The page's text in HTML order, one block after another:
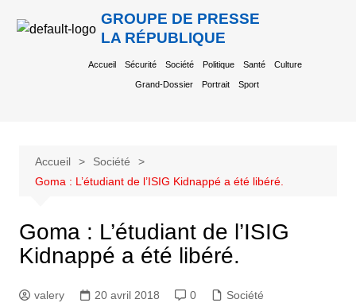
GROUPE DE PRESSE
LA RÉPUBLIQUE
Accueil Sécurité Société Politique Santé Culture
Grand-Dossier Portrait Sport
Accueil
Société
Goma : L’étudiant de l’ISIG Kidnappé a été libéré.
Goma : L’étudiant de l’ISIG
Kidnappé a été libéré.
valery 20 avril 2018 0 Société